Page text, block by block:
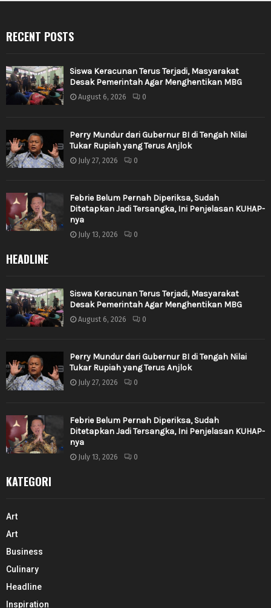
RECENT POSTS
Siswa Keracunan Terus Terjadi, Masyarakat
Desak Pemerintah Agar Menghentikan MBG
August 6, 2026 0
Perry Mundur dari Gubernur BI di Tengah Nilai
Tukar Rupiah yang Terus Anjlok
July 27, 2026 0
Febrie Belum Pernah Diperiksa, Sudah
Ditetapkan Jadi Tersangka, Ini Penjelasan KUHAP-
nya
July 13, 2026 0
HEADLINE
Siswa Keracunan Terus Terjadi, Masyarakat
Desak Pemerintah Agar Menghentikan MBG
August 6, 2026 0
Perry Mundur dari Gubernur BI di Tengah Nilai
Tukar Rupiah yang Terus Anjlok
July 27, 2026 0
Febrie Belum Pernah Diperiksa, Sudah
Ditetapkan Jadi Tersangka, Ini Penjelasan KUHAP-
nya
July 13, 2026 0
KATEGORI
Art
Art
Business
Culinary
Headline
Inspiration